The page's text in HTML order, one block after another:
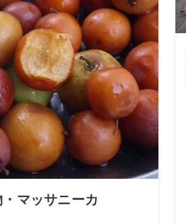
マッサニーカ